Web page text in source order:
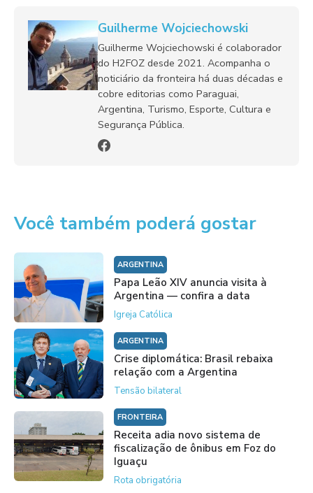
Guilherme Wojciechowski
Guilherme Wojciechowski é colaborador
do H2FOZ desde 2021. Acompanha o
noticiário da fronteira há duas décadas e
cobre editorias como Paraguai,
Argentina, Turismo, Esporte, Cultura e
Segurança Pública.
Você também poderá gostar
ARGENTINA
Papa Leão XIV anuncia visita à
Argentina — confira a data
Igreja Católica
ARGENTINA
Crise diplomática: Brasil rebaixa
relação com a Argentina
Tensão bilateral
FRONTEIRA
Receita adia novo sistema de
fiscalização de ônibus em Foz do
Iguaçu
Rota obrigatória